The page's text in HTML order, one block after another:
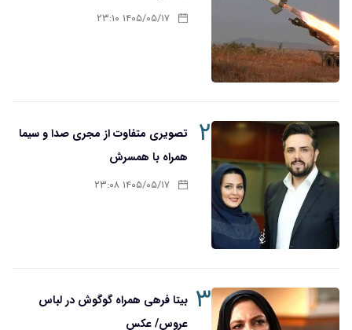
۱۴۰۵/۰۵/۱۷ ۲۳:۱۰
۲
تصویری متفاوت از مجری صدا و سیما
همراه با همسرش
۱۴۰۵/۰۵/۱۷ ۲۳:۰۸
۳ بیتا فرهی همراه گوگوش در لباس
عروس/ عکس